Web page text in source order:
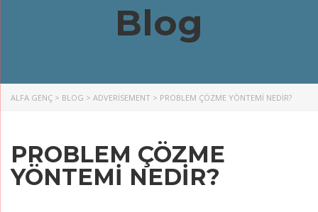
Blog
ALFA GENÇ > BLOG > ADVERISEMENT > PROBLEM ÇÖZME YÖNTEMİ NEDİR?
PROBLEM ÇÖZME
YÖNTEMİ NEDİR?